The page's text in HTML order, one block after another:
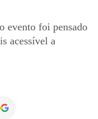
evento foi pensado
acessível a